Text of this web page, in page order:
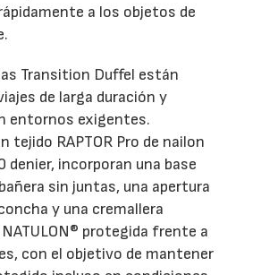
a los objetos de
Transition Duffel están
de larga duración y
entornos exigentes.
tejido RAPTOR Pro de nailon
denier, incorporan una base
sin juntas, una apertura
y una cremallera
protegida frente a
con el objetivo de mantener